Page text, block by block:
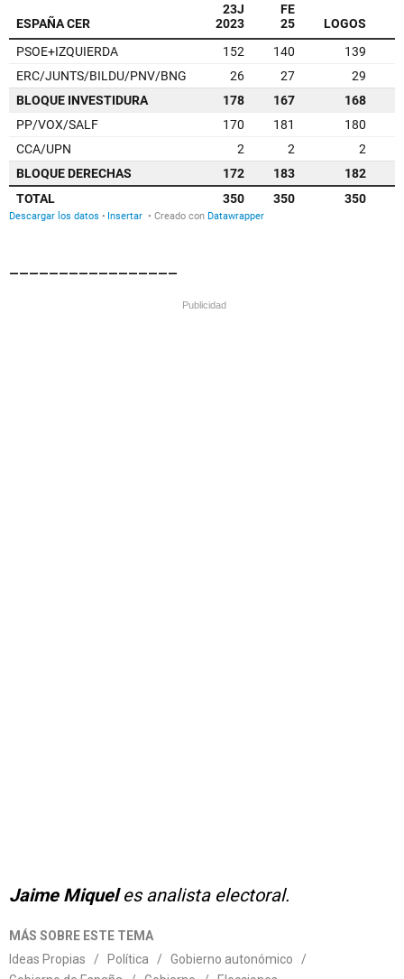
Publicidad
Jaime Miqueles analista electoral.
MÁS SOBRE ESTE TEMA
Ideas Propias
/ Política / Gobierno autonómico
/